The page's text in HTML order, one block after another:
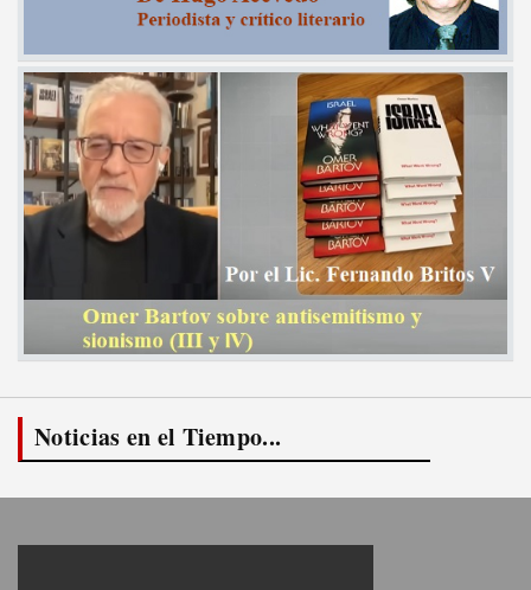
Noticias en el Tiempo...